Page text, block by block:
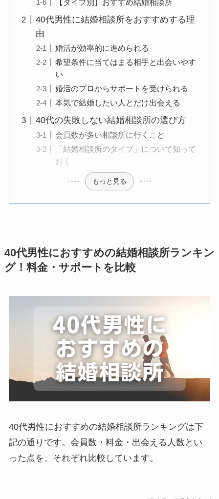
【タイプ別】おすすめ結婚相談所
40代男性に結婚相談所をおすすめする理
由
婚活が効率的に進められる
希望条件に当てはまる相手と出会いやす
い
婚活のプロからサポートを受けられる
本気で結婚したい人とだけ出会える
40代の失敗しない結婚相談所の選び方
会員数が多い相談所に行くこと
「結婚相談所のタイプ」について知って
おく
もっと見る
40代男性におすすめの結婚相談所ランキン
グ！料金・サポートを比較
40代男性におすすめの結婚相談所ランキングは下
記の通りです。会員数・料金・出会える人数とい
った点を、それぞれ比較しています。